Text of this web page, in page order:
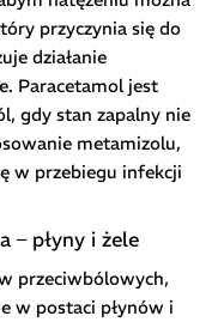
przyczynia się do
działanie
Paracetamol jest
gdy stan zapalny nie
metamizolu,
w przebiegu infekcji
– płyny i żele
przeciwbólowych,
w postaci płynów i